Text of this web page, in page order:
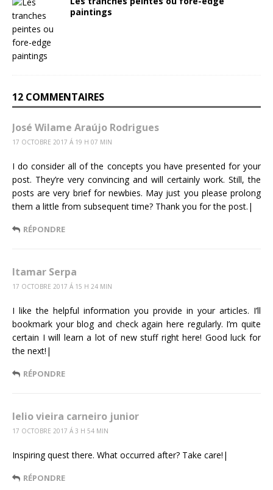
paintings
12 COMMENTAIRES
José Wilame Araújo Rodrigues
17 OCTOBRE 2017 Á 19 H 07 MIN
I do consider all of the concepts you have presented for your
post. They’re very convincing and will certainly work. Still, the
posts are very brief for newbies. May just you please prolong
them a little from subsequent time? Thank you for the post.|
RÉPONDRE
Itamar Serpa
17 OCTOBRE 2017 Á 15 H 24 MIN
I like the helpful information you provide in your articles. I’ll
bookmark your blog and check again here regularly. I’m quite
certain I will learn a lot of new stuff right here! Good luck for
the next!|
RÉPONDRE
lelio vieira carneiro junior
17 OCTOBRE 2017 Á 3 H 54 MIN
Inspiring quest there. What occurred after? Take care!|
RÉPONDRE